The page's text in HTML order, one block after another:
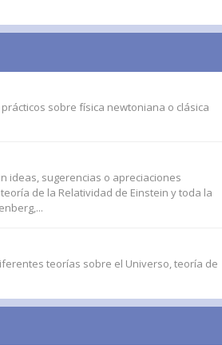
sobre física newtoniana o clásica
ideas, sugerencias o apreciaciones
de la Relatividad de Einstein y toda la
teorías sobre el Universo, teoría de